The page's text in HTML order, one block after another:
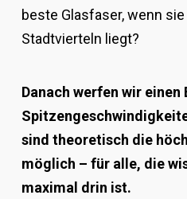
beste Glasfaser, wenn
Stadtvierteln liegt?
Danach werfen wir
sind theoretisch die
möglich – für alle, die
maximal drin ist.